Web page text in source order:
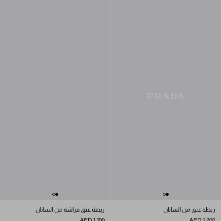
ربطة عنق من الساتان
ربطة عنق فراشة من الساتان